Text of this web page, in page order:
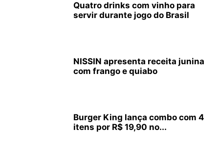
Quatro drinks com vinho para
servir durante jogo do Brasil
NISSIN apresenta receita junina
com frango e quiabo
Burger King lança combo com 4
itens por R$ 19,90 no...